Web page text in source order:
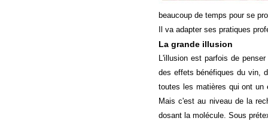
beaucoup de temps pour se
Il va adapter ses pratiques
La grande illusion
L'illusion est parfois de
des effets bénéfiques du vin,
toutes les matières qui ont un
Mais c'est au niveau de la
dosant la molécule. Sous